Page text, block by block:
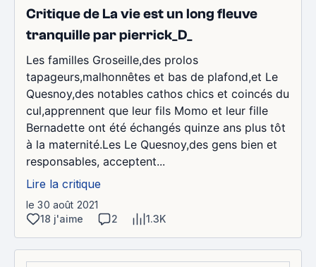
Critique de La vie est un long fleuve
tranquille par pierrick_D_
Les familles Groseille,des prolos
tapageurs,malhonnêtes et bas de plafond,et Le
Quesnoy,des notables cathos chics et coincés du
cul,apprennent que leur fils Momo et leur fille
Bernadette ont été échangés quinze ans plus tôt
à la maternité.Les Le Quesnoy,des gens bien et
responsables, acceptent...
Lire la critique
le 30 août 2021
18 j'aime
2 1.3K